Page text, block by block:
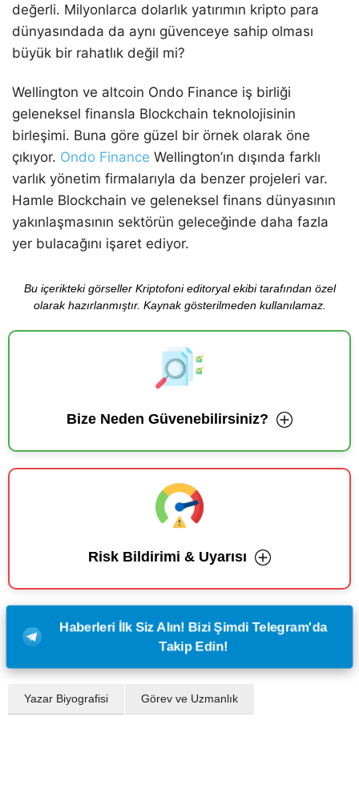
değerli. Milyonlarca dolarlık yatırımın kripto para
dünyasındada da aynı güvenceye sahip olması
büyük bir rahatlık değil mi?
Wellington ve altcoin Ondo Finance iş birliği
geleneksel finansla Blockchain teknolojisinin
birleşimi. Buna göre güzel bir örnek olarak öne
çıkıyor. Ondo Finance Wellington’ın dışında farklı
varlık yönetim firmalarıyla da benzer projeleri var.
Hamle Blockchain ve geleneksel finans dünyasının
yakınlaşmasının sektörün geleceğinde daha fazla
yer bulacağını işaret ediyor.
Bu içerikteki görseller Kriptofoni editoryal ekibi tarafından özel
olarak hazırlanmıştır. Kaynak gösterilmeden kullanılamaz.
Bize Neden Güvenebilirsiniz?
Risk Bildirimi & Uyarısı
Haberleri İlk Siz Alın! Bizi Şimdi Telegram'da
Takip Edin!
Yazar Biyografisi Görev ve Uzmanlık